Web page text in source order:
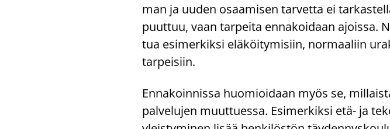
man ja uuden osaa­mi­sen tar­vet­ta ei
puut­tuu, vaan tar­pei­ta en­na­koi­daan ajois­sa.
tua esi­mer­kik­si elä­köi­ty­mi­siin, nor­maa­liin
tar­pei­siin.
En­na­koin­nis­sa huo­mioi­daan myös se,
palvelujen muut­tues­sa. Esi­mer­kik­si etä- ja